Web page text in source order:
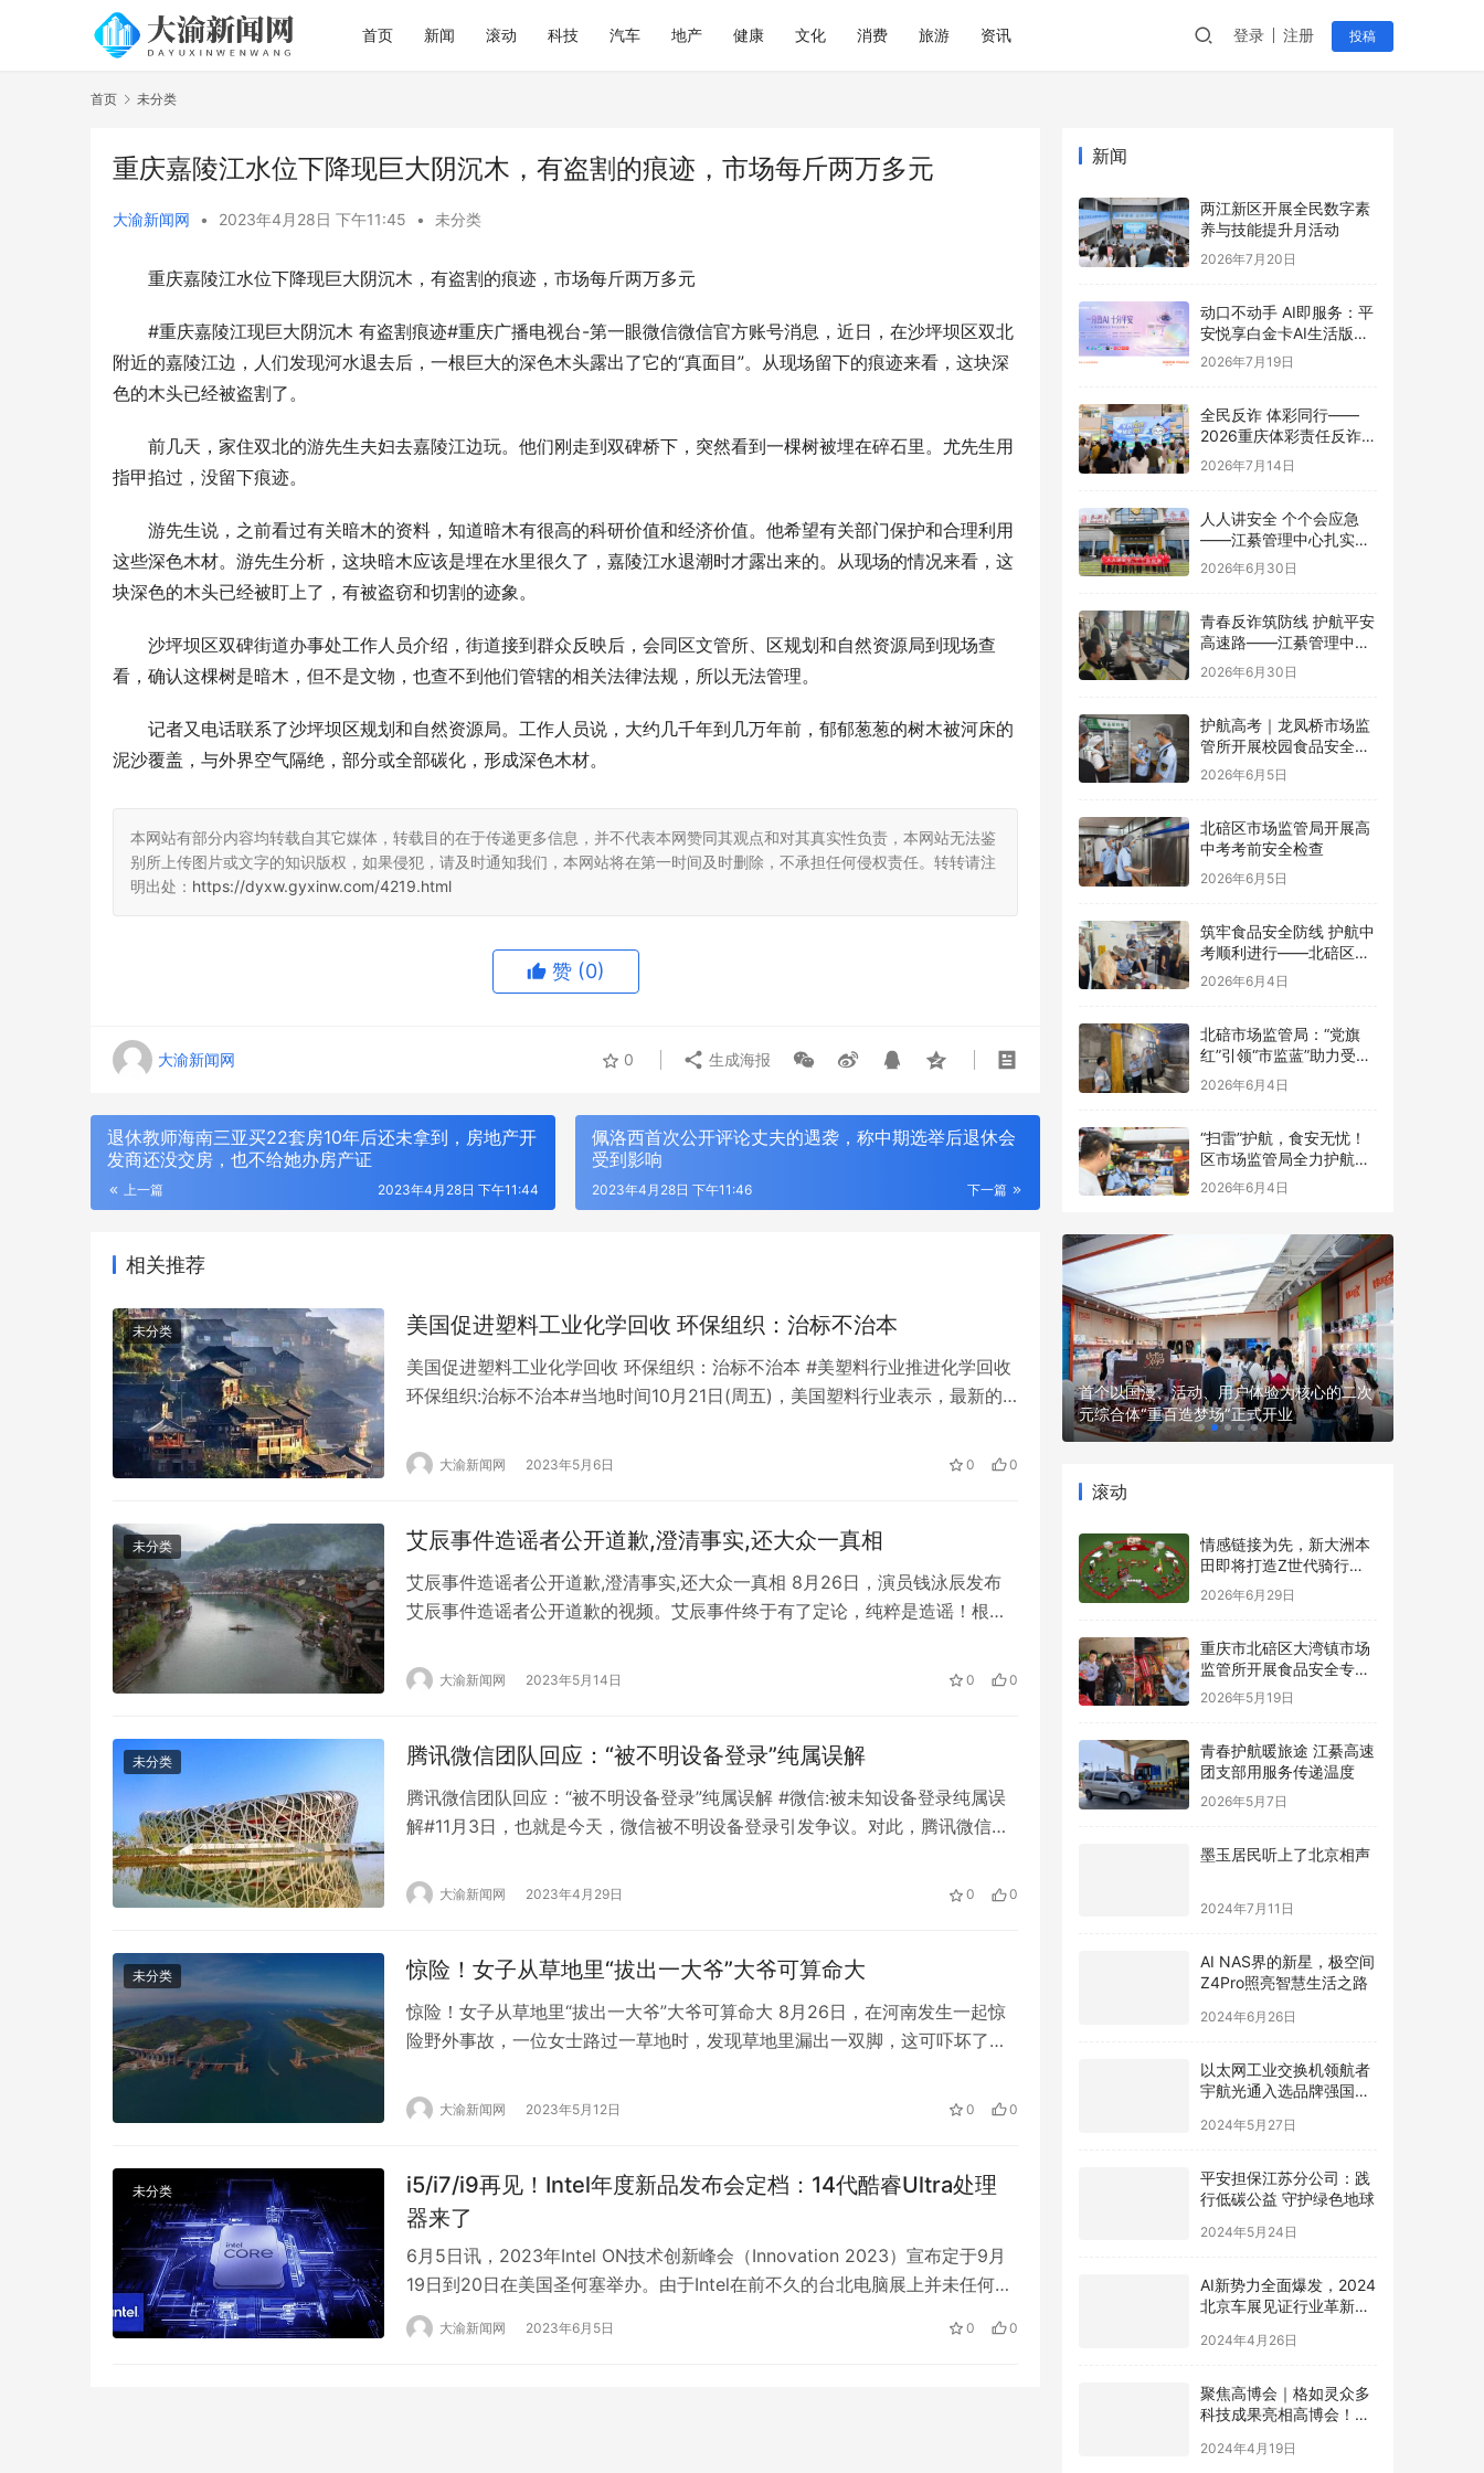
首页 新闻 滚动 科技 汽车 地产 健康 文化 消费 旅游 资讯 登录 注册 投稿
首页 未分类
重庆嘉陵江水位下降现巨大阴沉木，有盗割的痕迹，市场每斤两万多元
大渝新闻网 • 2023年4月28日 下午11:45 • 未分类
重庆嘉陵江水位下降现巨大阴沉木，有盗割的痕迹，市场每斤两万多元
#重庆嘉陵江现巨大阴沉木 有盗割痕迹#重庆广播电视台-第一眼微信微信官方账号消息，近日，在沙坪坝区双北
附近的嘉陵江边，人们发现河水退去后，一根巨大的深色木头露出了它的“真面目”。从现场留下的痕迹来看，这块深
色的木头已经被盗割了。
前几天，家住双北的游先生夫妇去嘉陵江边玩。他们刚走到双碑桥下，突然看到一棵树被埋在碎石里。尤先生用
指甲掐过，没留下痕迹。
游先生说，之前看过有关暗木的资料，知道暗木有很高的科研价值和经济价值。他希望有关部门保护和合理利用
这些深色木材。游先生分析，这块暗木应该是埋在水里很久了，嘉陵江水退潮时才露出来的。从现场的情况来看，这
块深色的木头已经被盯上了，有被盗窃和切割的迹象。
沙坪坝区双碑街道办事处工作人员介绍，街道接到群众反映后，会同区文管所、区规划和自然资源局到现场查
看，确认这棵树是暗木，但不是文物，也查不到他们管辖的相关法律法规，所以无法管理。
记者又电话联系了沙坪坝区规划和自然资源局。工作人员说，大约几千年到几万年前，郁郁葱葱的树木被河床的
泥沙覆盖，与外界空气隔绝，部分或全部碳化，形成深色木材。
本网站有部分内容均转载自其它媒体，转载目的在于传递更多信息，并不代表本网赞同其观点和对其真实性负责，本网站无法鉴
别所上传图片或文字的知识版权，如果侵犯，请及时通知我们，本网站将在第一时间及时删除，不承担任何侵权责任。转转请注
明出处： https://dyxw.gyxinw.com/4219.html
赞 (0)
大渝新闻网 0 生成海报
退休教师海南三亚买22套房10年后还未拿到，房地产开
发商还没交房，也不给她办房产证
上一篇 2023年4月28日 下午11:44
佩洛西首次公开评论丈夫的遇袭，称中期选举后退休会
受到影响
下一篇
2023年4月28日 下午11:46
相关推荐
未分类 美国促进塑料工业化学回收 环保组织：治标不治本
美国促进塑料工业化学回收 环保组织：治标不治本 #美塑料行业推进化学回收
环保组织:治标不治本#当地时间10月21日(周五)，美国塑料行业表示，最新的
通常利用热量或化学溶剂将塑料分解成液体和气体，产生类似石油的基本化学
大渝新闻网 2023年5月6日 0 0
未分类 艾辰事件造谣者公开道歉,澄清事实,还大众一真相
艾辰事件造谣者公开道歉,澄清事实,还大众一真相 8月26日，演员钱泳辰发布
艾辰事件造谣者公开道歉的视频。艾辰事件终于有了定论，纯粹是造谣！根据
说明情况，澄清事实，还大众一真相。 视频中，造谣者拿着手写道歉信在派出
所门口朗读，表示之前提及传播的一些内容均属子虚乌有，这次现身予以澄
大渝新闻网 2023年5月14日 0 0
未分类 腾讯微信团队回应：“被不明设备登录”纯属误解
腾讯微信团队回应：“被不明设备登录”纯属误解 #微信:被未知设备登录纯属误
解#11月3日，也就是今天，微信被不明设备登录引发争议。对此，腾讯微信团
同的名称。同时，关于用户睡觉时登录微信的问题，微信方面表示，为了保持
大渝新闻网 2023年4月29日 0 0
未分类 惊险！女子从草地里“拔出一大爷”大爷可算命大
惊险！女子从草地里“拔出一大爷”大爷可算命大 8月26日，在河南发生一起惊
险野外事故，一位女士路过一草地时，发现草地里漏出一双脚，这可吓坏了
洞里，女子赶紧在附近呼救，幸好路人一起帮忙把这位大爷救了上来，大爷算
大渝新闻网 2023年5月12日 0 0
未分类
i5/i7/i9再见！Intel年度新品发布会定档：14代酷睿Ultra处理
器来了
6月5日讯，2023年Intel ON技术创新峰会（Innovation 2023）宣布定于9月
19日到20日在美国圣何塞举办。由于Intel在前不久的台北电脑展上并未任何新
品发布，外界纷纷推测，包括14代酷睿、Arc独显等在内的消费级换代新品有
望选择在自家峰会上正式亮相。 其中在桌面平台，Raptor Lake Refresh换新
大渝新闻网 2023年6月5日 0 0
新闻
两江新区开展全民数字素
养与技能提升月活动
2026年7月20日
动口不动手 AI即服务：平
安悦享白金卡AI生活版升
级用卡新体验
2026年7月19日
全民反诈 体彩同行——
2026重庆体彩责任反诈宣
传活动首站圆满举行
2026年7月14日
人人讲安全 个个会应急
——江綦管理中心扎实开
展2026年“安全生产月”系
列活动
2026年6月30日
青春反诈筑防线 护航平安
高速路——江綦管理中心
团支部开展反诈宣传活动
2026年6月30日
护航高考｜龙凤桥市场监
管所开展校园食品安全专
项检查
2026年6月5日
北碚区市场监管局开展高
中考考前安全检查
2026年6月5日
筑牢食品安全防线 护航中
考顺利进行——北碚区茨
竹镇开展华蓥中学中考考
点食品安全考前检查
2026年6月4日
北碚市场监管局：“党旗
红”引领“市监蓝”助力受灾
食品生产经营主体复工复
2026年6月4日
“扫雷”护航，食安无忧！
区市场监管局全力护航中
高考
2026年6月4日
动口不动手 AI即服务：平安悦享白金卡AI生
筑牢安全发展屏障 护航高质量经营 渤海银
首个以国漫、活动、用户体验为核心的二次
元综合体“重百造梦场”正式开业
滚动
情感链接为先，新大洲本
田即将打造Z世代骑行内
容新标杆
2026年6月29日
重庆市北碚区大湾镇市场
监管所开展食品安全专项
检查
2026年5月19日
青春护航暖旅途 江綦高速
团支部用服务传递温度
2026年5月7日
墨玉居民听上了北京相声
2024年7月11日
AI NAS界的新星，极空间
Z4Pro照亮智慧生活之路
2024年6月26日
以太网工业交换机领航者
宇航光通入选品牌强国先
行工程“国货之光计划”
行低碳公益 守护绿色地球
北京车展见证行业革新，
极空间AI NAS成为领跑者
2024年4月26日
科技成果亮相高博会！助
力高等教育提质增效
2024年4月19日